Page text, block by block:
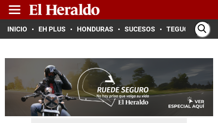
INICIO EH PLUS HONDURAS SUCESOS TEGUCIGALPA